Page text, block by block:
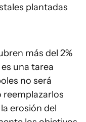
plantadas
más del 2%
una tarea
no será
reemplazarlos
erosión del